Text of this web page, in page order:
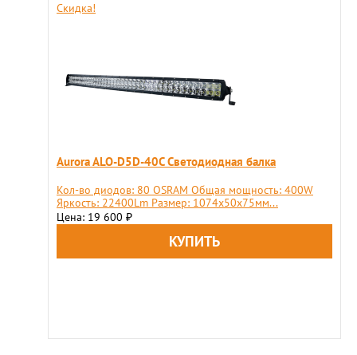
Скидка!
Aurora ALO-D5D-40C Светодиодная балка
Кол-во диодов: 80 OSRAM Общая мощность: 400W
Яркость: 22400Lm Размер: 1074х50х75мм...
Цена: 19 600 ₽